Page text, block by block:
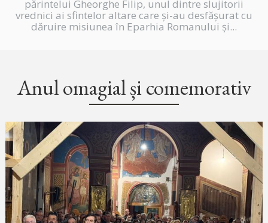
părintelui Gheorghe Filip, unul dintre slujitorii
vrednici ai sfintelor altare care și-au desfășurat cu
dăruire misiunea în Eparhia Romanului și...
Anul omagial și comemorativ